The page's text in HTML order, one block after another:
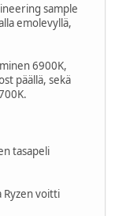
sample
emolevyllä,
6900K,
päällä, sekä
tasapeli
Ryzen voitti